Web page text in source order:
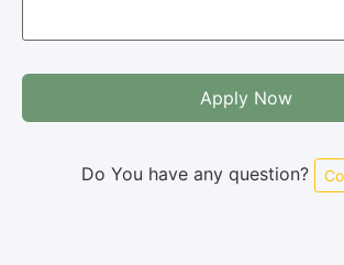
Apply Now
Do You have any question?